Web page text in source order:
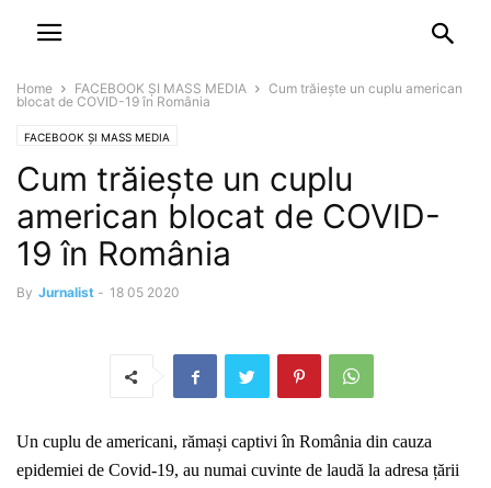
Home FACEBOOK ȘI MASS MEDIA
Cum trăiește un cuplu american
blocat de COVID-19 în România
FACEBOOK ȘI MASS MEDIA
Cum trăiește un cuplu
american blocat de COVID-
19 în România
By Jurnalist - 18 05 2020
Un cuplu de americani, rămași captivi în România din cauza
epidemiei de Covid-19, au numai cuvinte de laudă la adresa țării